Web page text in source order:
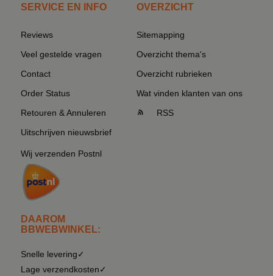
SERVICE EN INFO
Reviews
Veel gestelde vragen
Contact
Order Status
Retouren & Annuleren
Uitschrijven nieuwsbrief
Wij verzenden Postnl
DAAROM
BBWEBWINKEL:
Snelle levering✓
Lage verzendkosten✓
OVERZICHT
Sitemapping
Overzicht thema's
Overzicht rubrieken
Wat vinden klanten van ons
RSS